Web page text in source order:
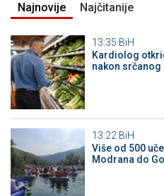
Najnovije Najčitanije
13:35 BiH
Kardiolog
nakon srčanog
13:22 BiH
Više od 500
Modrana do